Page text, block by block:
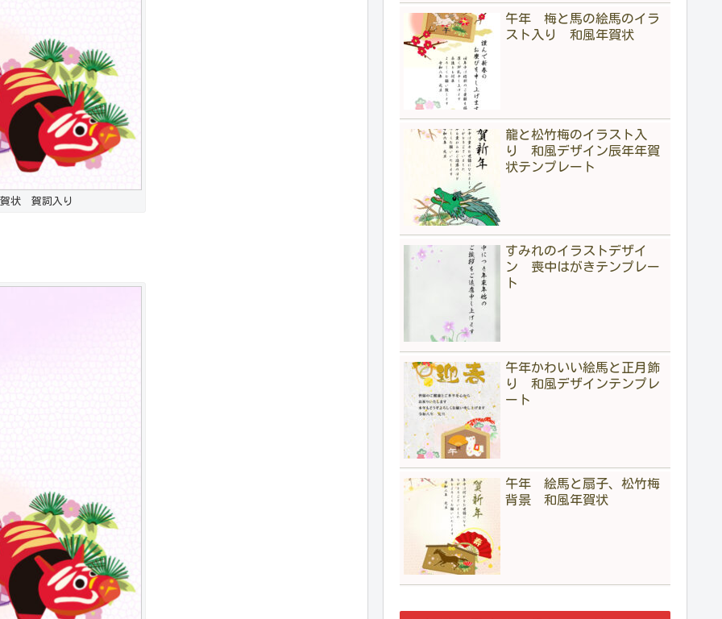
状 賀詞入り
午年 梅と馬の絵馬のイラ
スト入り 和風年賀状
龍と松竹梅のイラスト入
り 和風デザイン辰年年賀
状テンプレート
すみれのイラストデザイ
ン 喪中はがきテンプレー
ト
午年かわいい絵馬と正月飾
り 和風デザインテンプレ
ート
午年 絵馬と扇子、松竹梅
背景 和風年賀状